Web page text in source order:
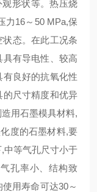
形状等。热压烧
力16～50 MPa,保
态。在此工况条
有导电性、较高
良好的抗氧化性
的尺寸精度和优异
用石墨模具材料,
度的石墨材料,要
中等气孔尺寸小于
孔率小、结构致
用寿命可达30～